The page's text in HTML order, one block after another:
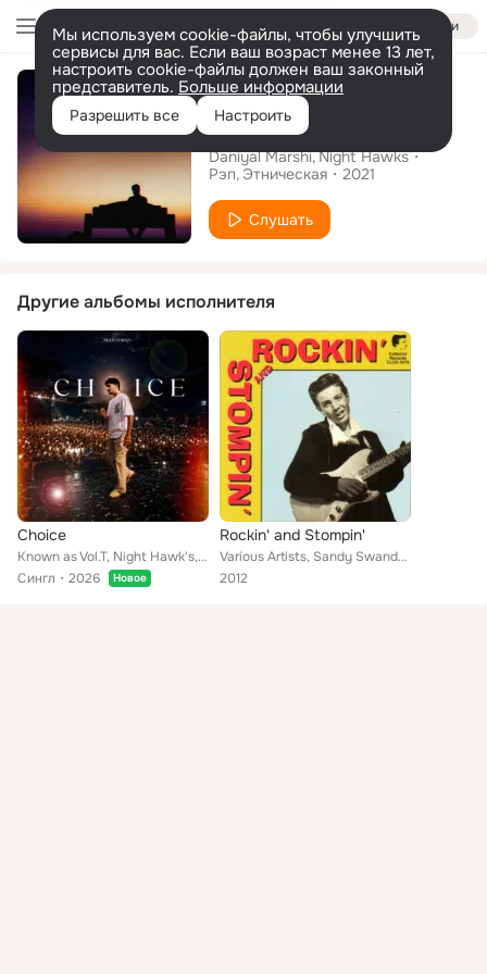
Войти
Мы используем cookie-файлы, чтобы улучшить
сервисы для вас. Если ваш возраст менее 13 лет,
настроить cookie-файлы должен ваш законный
представитель. Больше информации
Разрешить все Настроить
Сингл
Musafir
Daniyal Marshi Night Hawks
Рэп Этническая 2021
Слушать
Другие альбомы исполнителя
Choice
Known as Vol.T, Night Hawk's, Sword Rayn
Сингл
2026 Новое
Rockin' and Stompin'
Various Artists, Sandy Swandy Swanger, The Chaparrals, Gary Grimes Quartet, Tommy Carpenter, Clev Larado, Herschel T. Hatcher, T...
2012